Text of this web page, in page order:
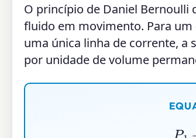
O princípio de Daniel Bernoulli
fluido em movimento. Para
uma única linha de corrente, a
por unidade de volume
P1